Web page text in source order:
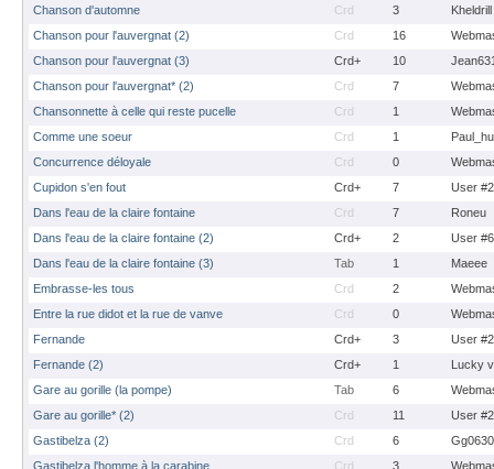
Chanson d'automne
Crd 3
Kheldrill
Chanson pour l'auvergnat (2)
Crd 16
Chanson pour l'auvergnat (3)
Crd+ 10
Chanson pour l'auvergnat* (2)
Crd 7
Chansonnette à celle qui reste pucelle
Crd 1
Comme une soeur
Crd 1
Concurrence déloyale
Crd 0
Cupidon s'en fout
Crd+ 7
User
Dans l'eau de la claire fontaine
Crd 7
Roneu
Dans l'eau de la claire fontaine (2)
Crd+ 2
User
Dans l'eau de la claire fontaine (3)
Tab 1
Maeee
Embrasse-les tous
Crd 2
Entre la rue didot et la rue de vanve
Crd 0
Fernande
Crd+ 3
User
Fernande (2)
Crd+ 1
Lucky
Gare au gorille (la pompe)
Tab 6
Gare au gorille* (2)
Crd 11
User
Gastibelza (2)
Crd 6
Gastibelza l'homme à la carabine
Crd 3